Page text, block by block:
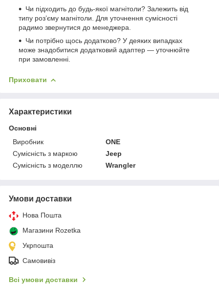
Чи підходить до будь-якої магнітоли? Залежить від
типу роз’єму магнітоли. Для уточнення сумісності
радимо звернутися до менеджера.
Чи потрібно щось додатково? У деяких випадках
може знадобитися додатковий адаптер — уточнюйте
при замовленні.
Приховати
Характеристики
Основні
Виробник
ONE
Сумісність з маркою
Jeep
Сумісність з моделлю
Wrangler
Умови доставки
Нова Пошта
Магазини Rozetka
Укрпошта
Самовивіз
Всі умови доставки